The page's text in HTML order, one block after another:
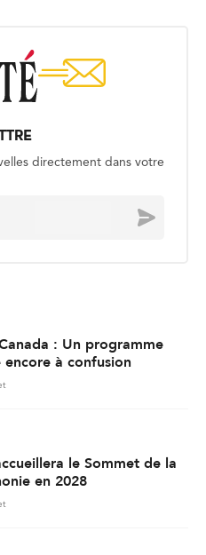
directement dans votre
Envoyer
: Un programme
à confusion
le Sommet de la
en 2028